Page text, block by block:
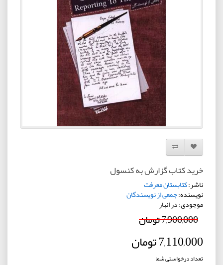
افزودن به لیست دلخواه
مقایسه این محصول
خرید کتاب گزارش به کنسول
ناشر:کتابستان معرفت
نویسنده:جمعی از نویسندگان
موجودی: در انبار
7,900,000 تومان
7,110,000 تومان
تعداد درخواستی شما